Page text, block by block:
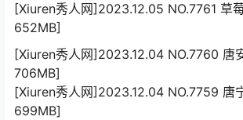
[Xiuren秀人网]2023.12.05 NO.7761 草
652MB]
[Xiuren秀人网]2023.12.04 NO.7760 唐
706MB]
[Xiuren秀人网]2023.12.04 NO.7759 唐
699MB]